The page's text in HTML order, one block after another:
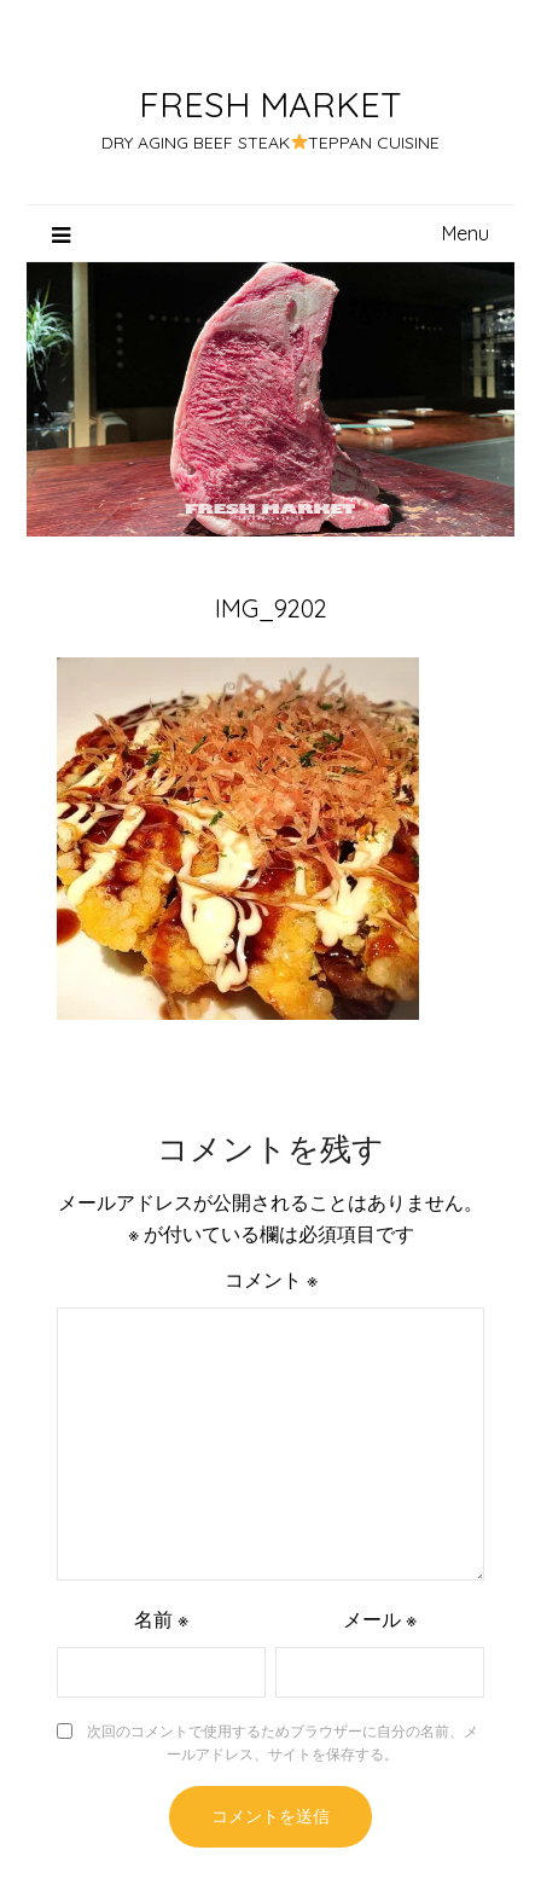
FRESH MARKET
DRY AGING BEEF STEAK TEPPAN CUISINE
Menu
IMG_9202
コメントを残す
メールアドレスが公開されることはありません。
※が付いている欄は必須項目です
コメント ※
名前※ メール ※
次回のコメントで使用するためブラウザーに自分の名前、メ
ールアドレス、サイトを保存する。